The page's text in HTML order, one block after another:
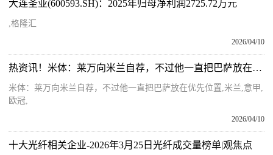
大连圣亚(600593.SH)：2025年归母净利润2725.72万元
,格隆汇
2026/04/10
热资讯！米体：莱万向米兰自荐，不过他一直把巴萨放在优先位置
米体：莱万向米兰自荐，不过他一直把巴萨放在优先位置,米兰,意甲,
欧冠,
2026/04/10
十大光纤相关企业-2026年3月25日光纤成交量榜单|观焦点